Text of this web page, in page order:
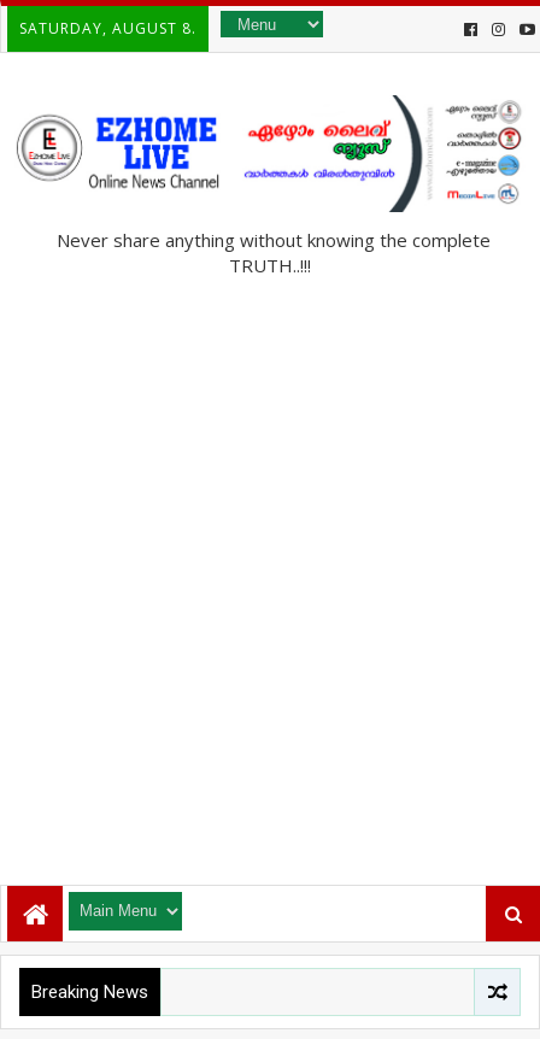
SATURDAY, AUGUST 8.
Never share anything without knowing the complete
TRUTH..!!!
Breaking News